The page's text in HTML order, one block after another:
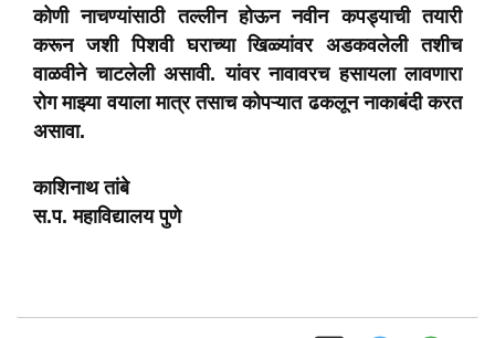
कोणी नाचण्यांसाठी तल्लीन होऊन नवीन कपड्याची तयारी
करून जशी पिशवी घराच्या खिळ्यांवर अडकवलेली तशीच
वाळवीने चाटलेली असावी. यांवर नावावरच हसायला लावणारा
रोग माझ्या वयाला मात्र तसाच कोपऱ्यात ढकलून नाकाबंदी करत
असावा.
काशिनाथ तांबे
स.प. महाविद्यालय पुणे